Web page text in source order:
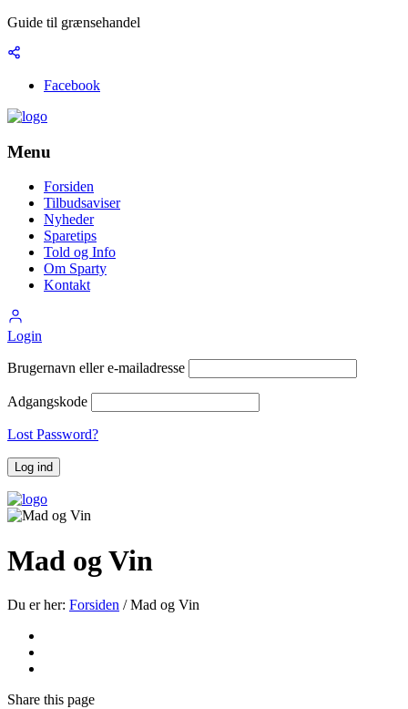
Guide til grænsehandel
Facebook
Menu
Forsiden
Tilbudsaviser
Nyheder
Sparetips
Told og Info
Om Sparty
Kontakt
Login
Brugernavn eller e-mailadresse
Adgangskode
Lost Password?
Mad og Vin
Du er her: Forsiden / Mad og Vin
Share this page